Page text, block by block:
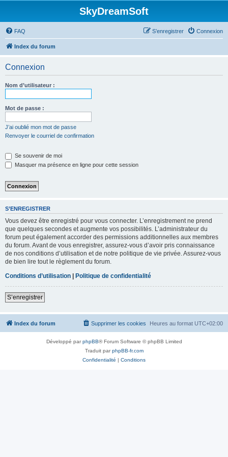
SkyDreamSoft
FAQ Connexion
S’enregistrer
Index du forum
Connexion
Nom d’utilisateur :
Mot de passe :
J’ai oublié mon mot de passe
Renvoyer le courriel de confirmation
Se souvenir de moi
Masquer ma présence en ligne pour cette session
S’ENREGISTRER
Vous devez être enregistré pour vous connecter. L’enregistrement ne prend
que quelques secondes et augmente vos possibilités. L’administrateur du
forum peut également accorder des permissions additionnelles aux membres
du forum. Avant de vous enregistrer, assurez-vous d’avoir pris connaissance
de nos conditions d’utilisation et de notre politique de vie privée. Assurez-vous
de bien lire tout le règlement du forum.
Conditions d’utilisation | Politique de confidentialité
S’enregistrer
Index du forum Heures au format UTC+02:00
Supprimer les cookies
Développé parphpBB® Forum Software © phpBB Limited
Traduit parphpBB-fr.com
Confidentialité | Conditions